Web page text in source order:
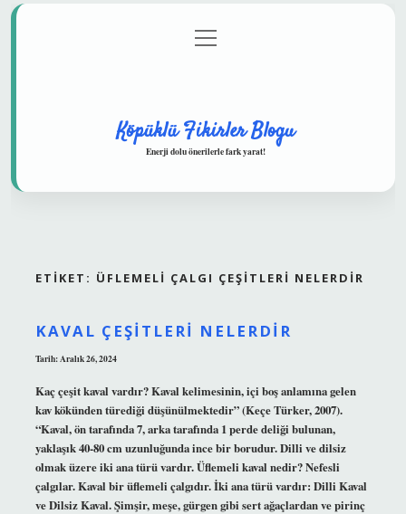
Gizlilik Politikası
menüyü
aç
Köpüklü Fikirler Blogu
Enerji dolu önerilerle fark yarat!
ETIKET: ÜFLEMELI ÇALGI ÇEŞITLERI NELERDIR
KAVAL ÇEŞITLERI NELERDIR
Tarih: Aralık 26, 2024
Kaç çeşit kaval vardır? Kaval kelimesinin, içi boş anlamına gelen
kav kökünden türediği düşünülmektedir” (Keçe Türker, 2007).
“Kaval, ön tarafında 7, arka tarafında 1 perde deliği bulunan,
yaklaşık 40-80 cm uzunluğunda ince bir borudur. Dilli ve dilsiz
olmak üzere iki ana türü vardır. Üflemeli kaval nedir? Nefesli
çalgılar. Kaval bir üflemeli çalgıdır. İki ana türü vardır: Dilli Kaval
ve Dilsiz Kaval. Şimşir, meşe, gürgen gibi sert ağaçlardan ve pirinç